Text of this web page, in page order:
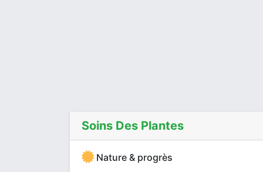
Soins Des Plantes
Nature & progrès